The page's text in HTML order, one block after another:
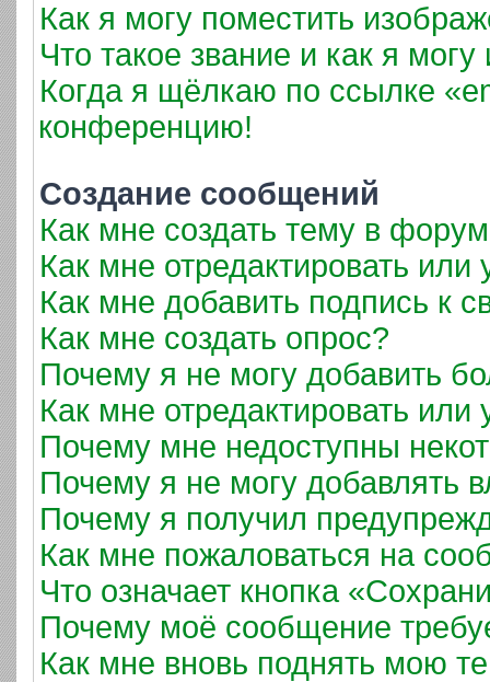
Как я могу поместить
Что такое звание и как я могу
Когда я щёлкаю по ссылке
конференцию!
Создание сообщений
Как мне создать тему в
Как мне отредактировать
Как мне добавить подпись к
Как мне создать опрос?
Почему я не могу добавить
Как мне отредактировать или
Почему мне недоступны
Почему я не могу добавлять
Почему я получил
Как мне пожаловаться на
Что означает кнопка
Почему моё сообщение
Как мне вновь поднять мою